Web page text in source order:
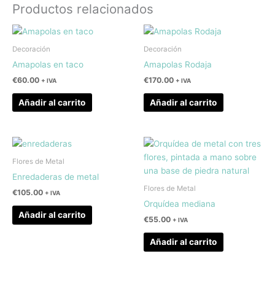
Productos relacionados
Decoración
Amapolas en taco
€60.00 + IVA
Añadir al carrito
Decoración
Amapolas Rodaja
€170.00 + IVA
Añadir al carrito
Flores de Metal
Enredaderas de metal
€105.00 + IVA
Añadir al carrito
Flores de Metal
Orquídea mediana
€55.00 + IVA
Añadir al carrito